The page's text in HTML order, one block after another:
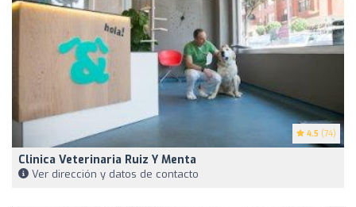
4.5 (74)
Clinica Veterinaria Ruiz Y Menta
Ver dirección y datos de contacto